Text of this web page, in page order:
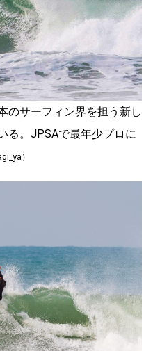
のサーフィン界を担う新し
る。JPSAで最年少プロに
）